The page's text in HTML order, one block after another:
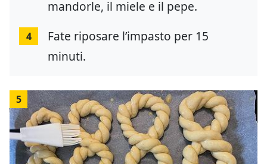
mandorle, il miele e il pepe.
4
Fate riposare l’impasto per 15
minuti.
5